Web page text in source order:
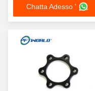
Chatta Adesso '